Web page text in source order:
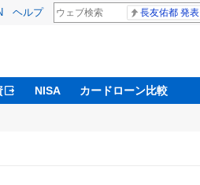
ヘルプ 長友佑都 発表
NISA カードローン比較